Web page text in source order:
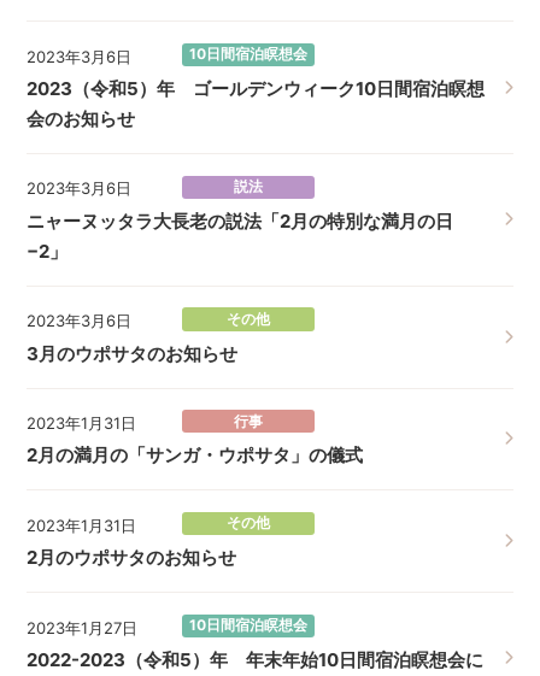
2023年3月6日 10日間宿泊瞑想会
2023（令和5）年 ゴールデンウィーク10日間宿泊瞑想
会のお知らせ
2023年3月6日 説法
ニャーヌッタラ大長老の説法「2月の特別な満月の日
−2」
2023年3月6日 その他
3月のウポサタのお知らせ
2023年1月31日 行事
2月の満月の「サンガ・ウポサタ」の儀式
2023年1月31日 その他
2月のウポサタのお知らせ
2023年1月27日 10日間宿泊瞑想会
2022-2023（令和5）年 年末年始10日間宿泊瞑想会に